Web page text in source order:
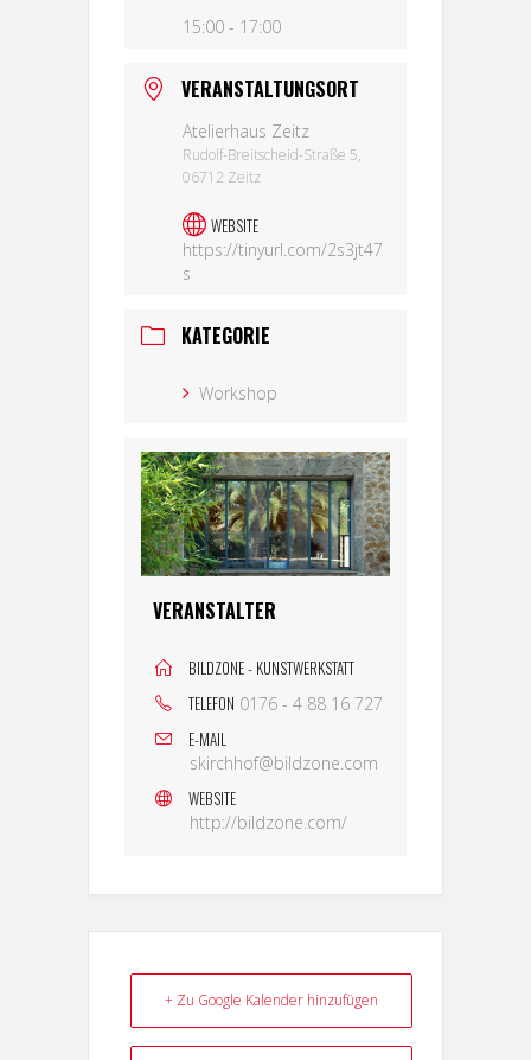
15:00 - 17:00
VERANSTALTUNGSORT
Atelierhaus Zeitz
Rudolf-Breitscheid-Straße 5,
06712 Zeitz
WEBSITE
https://tinyurl.com/2s3jt47
s
KATEGORIE
Workshop
VERANSTALTER
BILDZONE - KUNSTWERKSTATT
TELEFON 0176 - 4 88 16 727
E-MAIL
skirchhof@bildzone.com
WEBSITE
http://bildzone.com/
+ Zu Google Kalender hinzufügen